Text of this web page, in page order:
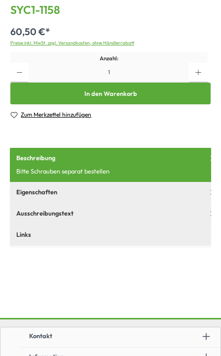
SYC1-1158
60,50 €*
Preise inkl. MwSt. zzgl. Versandkosten, ohne Händlerrabatt
Anzahl:
In den Warenkorb
Zum Merkzettel hinzufügen
Beschreibung
Bitte Schrauben separat bestellen
Eigenschaften
Ausschreibungstext
Links
Kontakt